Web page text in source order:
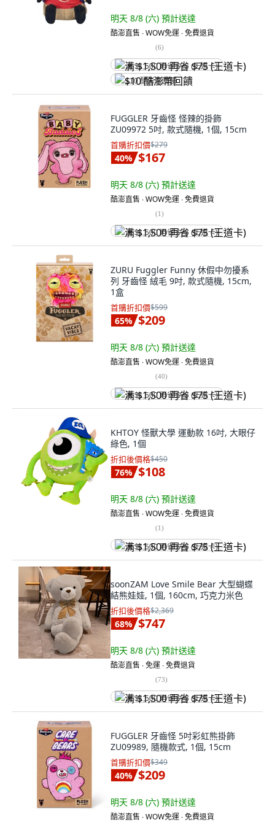
明天 8/8 (六) 預計送達
酷澎直售 ∙ WOW免運 ∙ 免費退貨
(6)
满 $1,500 再省 $75 (王道卡)
$10 酷澎幣回饋
FUGGLER 牙齒怪 怪辣的掛飾
ZU09972 5吋, 款式隨機, 1個, 15cm
首購折扣價$279
40% $167
明天 8/8 (六) 預計送達
酷澎直售 ∙ WOW免運 ∙ 免費退貨
(1)
满 $1,500 再省 $75 (王道卡)
ZURU Fuggler Funny 休假中勿擾系
列 牙齒怪 絨毛 9吋, 款式隨機, 15cm,
1盒
首購折扣價$599
65% $209
明天 8/8 (六) 預計送達
酷澎直售 ∙ WOW免運 ∙ 免費退貨
(40)
满 $1,500 再省 $75 (王道卡)
KHTOY 怪獸大學 運動款 16吋, 大眼仔
綠色, 1個
折扣後價格$450
76% $108
明天 8/8 (六) 預計送達
酷澎直售 ∙ WOW免運 ∙ 免費退貨
(1)
满 $1,500 再省 $75 (王道卡)
soonZAM Love Smile Bear 大型蝴蝶
結熊娃娃, 1個, 160cm, 巧克力米色
折扣後價格$2,369
68% $747
明天 8/8 (六) 預計送達
酷澎直售 ∙ 免運 ∙ 免費退貨
(73)
满 $1,500 再省 $75 (王道卡)
FUGGLER 牙齒怪 5吋彩虹熊掛飾
ZU09989, 隨機款式, 1個, 15cm
首購折扣價$349
40% $209
明天 8/8 (六) 預計送達
酷澎直售 ∙ WOW免運 ∙ 免費退貨